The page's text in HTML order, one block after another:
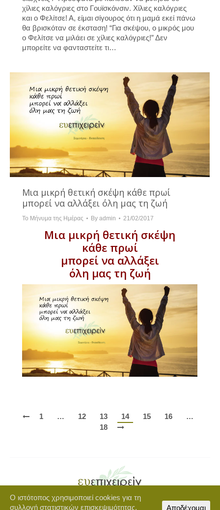
χίλιες καλόγριες στο Γουϊσκόνσιν. Χίλιες καλόγριες
και ο Φελίτσε! Α, είμαι σίγουρος ότι η μαμά εκεί πάνω
θα βρισκόταν σε έκσταση! “Για σκέψου, ο μικρός μου
ο Φελίτσε να μιλάει σε χίλιες καλόγριες!” Δεν
μπορείτε να φανταστείτε τι…
Μια μικρή θετική σκέψη κάθε πρωί
μπορεί να αλλάξει όλη μας τη ζωή
Το Μήνυμα της Ημέρας By admin 21/02/2017
Μια μικρή θετική σκέψη
κάθε πρωί
μπορεί να αλλάξει
όλη μας τη ζωή
1 … 12 13 14 15 16
…
18
Copyright © 2021 euepixeirein.gr | Developed by BigWebTheory
Ο ιστότοπος χρησιμοποιεί cookies για τη
συλλογή στατιστικών επισκεψιμότητας.
Αποδέχομαι